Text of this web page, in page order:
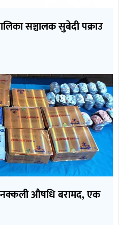
सञ्चालक सुबेदी पक्राउ
नक्कली औषधि बरामद, एक